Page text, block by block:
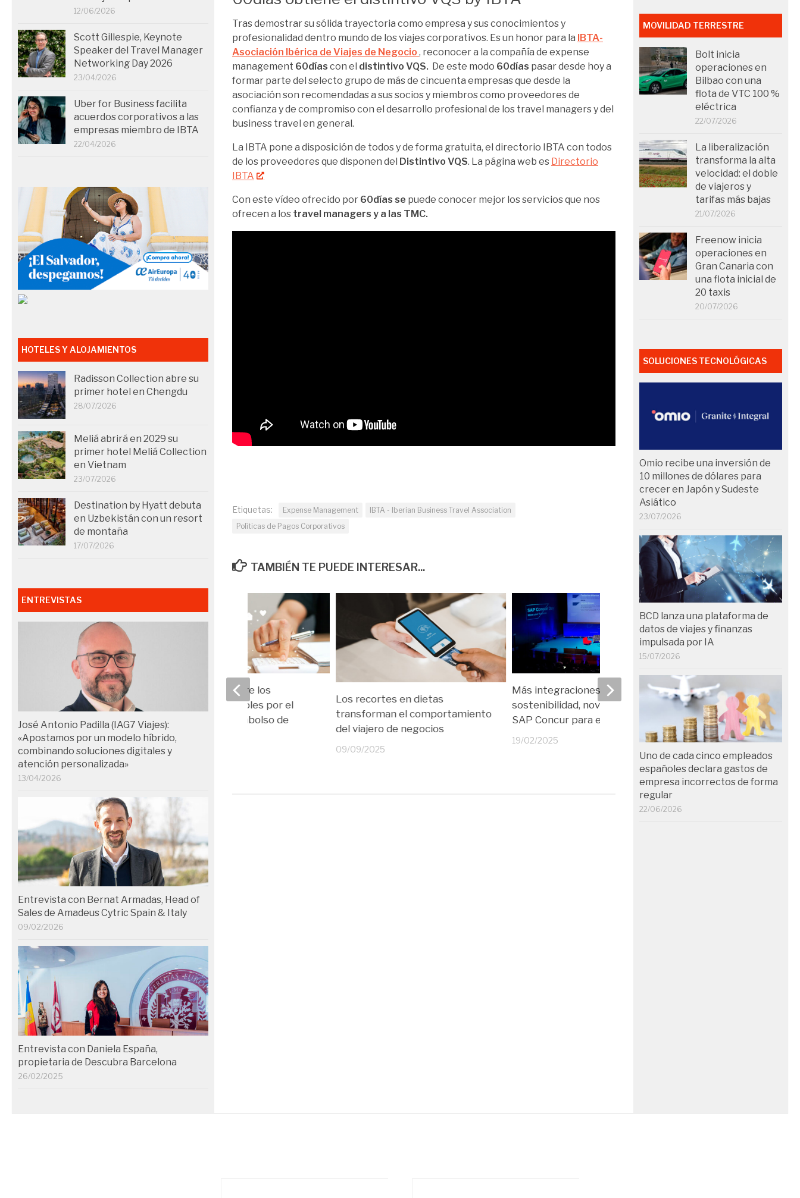
Tras demostrar su sólida trayectoria como empresa y sus conocimientos y
profesionalidad dentro mundo de los viajes corporativos. Es un honor para la IBTA-
Asociación Ibérica de Viajes de Negocio , reconocer a la compañía de expense
management 60días con el distintivo VQS. De este modo 60días pasar desde hoy a
formar parte del selecto grupo de más de cincuenta empresas que desde la
asociación son recomendadas a sus socios y miembros como proveedores de
confianza y de compromiso con el desarrollo profesional de los travel managers y del
business travel en general.
La IBTA pone a disposición de todos y de forma gratuita, el directorio IBTA con todos
de los proveedores que disponen del Distintivo VQS. La página web es Directorio
IBTA
Con este vídeo ofrecido por 60días se puede conocer mejor los servicios que nos
ofrecen a los travel managers y a las TMC.
Etiquetas: Expense Management
IBTA - Iberian Business Travel Association
Políticas de Pagos Corporativos
TAMBIÉN TE PUEDE INTERESAR...
Los recortes en dietas
transforman el comportamiento
del viajero de negocios
09/09/2025
Más integraciones y
sostenibilidad, novedades de
SAP Concur para este año
19/02/2025
¿Por qué la
automatización de los
Business Travel
potencial de negocio
empresa?
10/05/2023
Preocupación entre los
empleados españoles por el
retraso en el reembolso de
gastos
22/12/2022
12/06/2026
Scott Gillespie, Keynote
Speaker del Travel Manager
Networking Day 2026
23/04/2026
Uber for Business facilita
acuerdos corporativos a las
empresas miembro de IBTA
22/04/2026
HOTELES Y ALOJAMIENTOS
Radisson Collection abre su
primer hotel en Chengdu
28/07/2026
Meliá abrirá en 2029 su
primer hotel Meliá Collection
en Vietnam
23/07/2026
Destination by Hyatt debuta
en Uzbekistán con un resort
de montaña
17/07/2026
ENTREVISTAS
José Antonio Padilla (IAG7 Viajes):
«Apostamos por un modelo híbrido,
combinando soluciones digitales y
atención personalizada»
13/04/2026
Entrevista con Bernat Armadas, Head of
Sales de Amadeus Cytric Spain & Italy
09/02/2026
Entrevista con Daniela España,
propietaria de Descubra Barcelona
26/02/2025
MOVILIDAD TERRESTRE
Bolt inicia
operaciones en
Bilbao con una
flota de VTC 100 %
eléctrica
22/07/2026
La liberalización
transforma la alta
velocidad: el doble
de viajeros y
tarifas más bajas
21/07/2026
Freenow inicia
operaciones en
Gran Canaria con
una flota inicial de
20 taxis
20/07/2026
SOLUCIONES TECNOLÓGICAS
Omio recibe una inversión de
10 millones de dólares para
crecer en Japón y Sudeste
Asiático
23/07/2026
BCD lanza una plataforma de
datos de viajes y finanzas
impulsada por IA
15/07/2026
Uno de cada cinco empleados
españoles declara gastos de
empresa incorrectos de forma
regular
22/06/2026